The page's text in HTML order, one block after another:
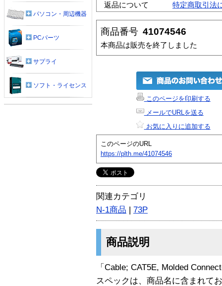
返品について
特定商取引法
商品番号 41074546
本商品は販売を終了しました
このページを印刷する
メールでURLを送る
お気に入りに追加する
このページのURL
https://plth.me/41074546
関連カテゴリ
N-1商品 | 73P
商品説明
「Cable; CAT5E, Molded
スペックは、商品名に含まれて
パソコン・周辺機器
PCパーツ
サプライ
ソフト・ライセンス